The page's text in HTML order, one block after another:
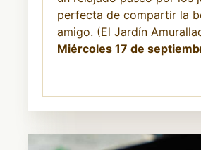
perfecta de compartir la
amigo. (El Jardín
Miércoles 17 de